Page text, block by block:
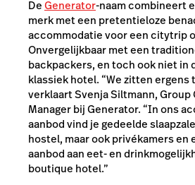
DeGenerator-naam combineert
merk met een pretentieloze
accommodatie voor een citytrip
Onvergelijkbaar met een
backpackers, en toch ook niet in
klassiek hotel. “We zitten ergens
verklaart Svenja Siltmann, Group
Manager bij Generator. “In ons
aanbod vind je gedeelde
hostel, maar ook privékamers en
aanbod aan eet- en
boutique hotel.”